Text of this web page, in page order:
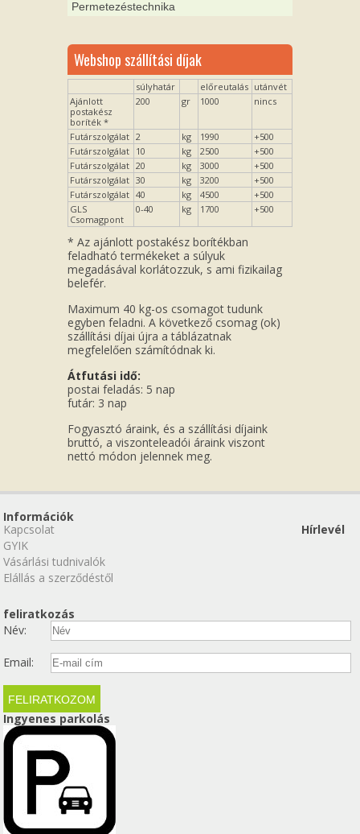
Permetezéstechnika
Webshop szállítási díjak
súlyhatár előreutalás utánvét
Ajánlott
postakész
boríték *
200 gr 1000 nincs
Futárszolgálat 2 kg 1990
+500
Futárszolgálat 10 kg 2500
+500
Futárszolgálat 20 kg 3000
+500
Futárszolgálat 30 kg 3200
+500
Futárszolgálat 40 kg 4500
+500
GLS
Csomagpont
0-40 kg 1700 +500
* Az ajánlott postakész borítékban
feladható termékeket a súlyuk
megadásával korlátozzuk, s ami fizikailag
belefér.
Maximum 40 kg-os csomagot tudunk
egyben feladni. A következő csomag (ok)
szállítási díjai újra a táblázatnak
megfelelően számítódnak ki.
Átfutási idő:
postai feladás: 5 nap
futár: 3 nap
Fogyasztó áraink, és a szállítási díjaink
bruttó, a viszonteleadói áraink viszont
nettó módon jelennek meg.
Információk
Kapcsolat
GYIK
Vásárlási tudnivalók
Elállás a szerződéstől
Hírlevél
feliratkozás
Név:
Email:
Ingyenes parkolás